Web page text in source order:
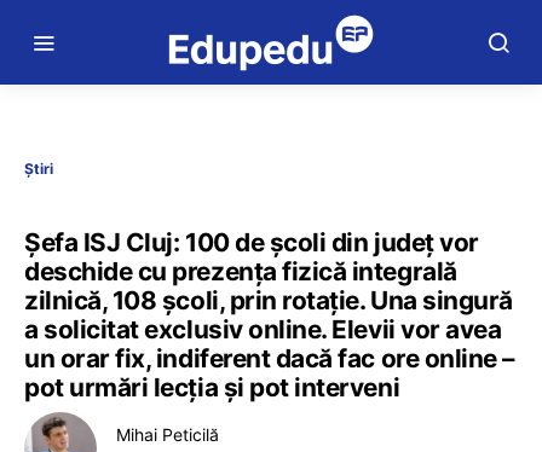
Știri
Șefa ISJ Cluj: 100 de școli din județ vor
deschide cu prezența fizică integrală
zilnică, 108 școli, prin rotație. Una singură
a solicitat exclusiv online. Elevii vor avea
un orar fix, indiferent dacă fac ore online –
pot urmări lecția și pot interveni
Mihai Peticilă